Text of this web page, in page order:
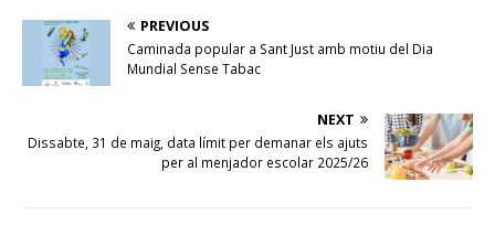
PREVIOUS
Caminada popular a Sant Just amb motiu del Dia
Mundial Sense Tabac
NEXT
Dissabte, 31 de maig, data límit per demanar els ajuts
per al menjador escolar 2025/26